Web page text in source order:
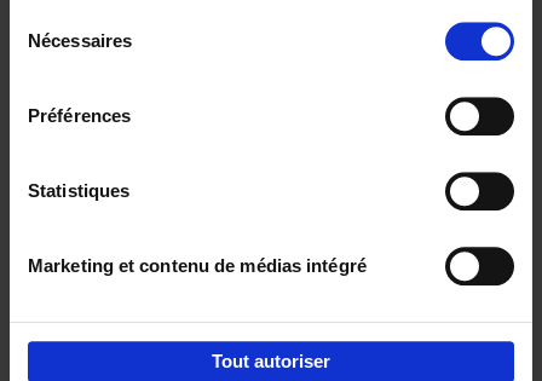
Nécessaires
Préférences
Statistiques
Marketing et contenu de médias intégré
Tout autoriser
Digital marketing like a PRO -
completely revised edition (EN)